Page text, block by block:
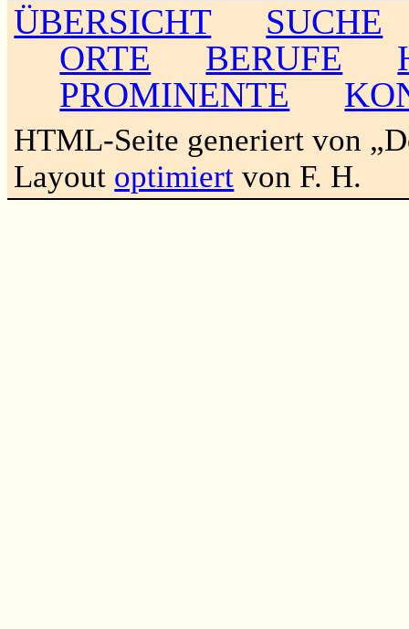
ÜBERSICHT
SUCHE
ORTE
BERUFE
PROMINENTE
HTML-Seite generiert von
Layout optimiert von F. H.